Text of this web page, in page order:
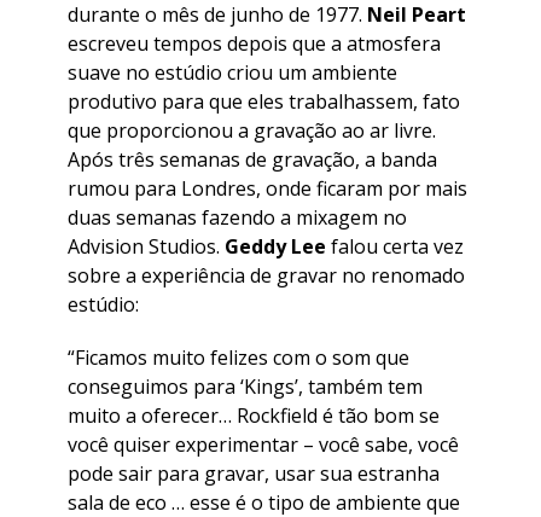
durante o mês de junho de 1977. Neil Peart
escreveu tempos depois que a atmosfera
suave no estúdio criou um ambiente
produtivo para que eles trabalhassem, fato
que proporcionou a gravação ao ar livre.
Após três semanas de gravação, a banda
rumou para Londres, onde ficaram por mais
duas semanas fazendo a mixagem no
Advision Studios. Geddy Lee falou certa vez
sobre a experiência de gravar no renomado
estúdio:
“Ficamos muito felizes com o som que
conseguimos para ‘Kings’, também tem
muito a oferecer… Rockfield é tão bom se
você quiser experimentar – você sabe, você
pode sair para gravar, usar sua estranha
sala de eco … esse é o tipo de ambiente que